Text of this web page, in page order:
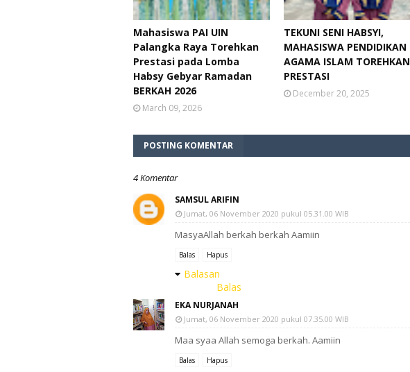
Mahasiswa PAI UIN
Palangka Raya Torehkan
Prestasi pada Lomba
Habsy Gebyar Ramadan
BERKAH 2026
March 09, 2026
TEKUNI SENI HABSYI,
MAHASISWA PENDIDIKAN
AGAMA ISLAM TOREHKAN
PRESTASI
December 20, 2025
POSTING KOMENTAR
4 Komentar
SAMSUL ARIFIN
Jumat, 06 November 2020 pukul 05.31.00 WIB
MasyaAllah berkah berkah Aamiin
Balas Hapus
Balasan
Balas
EKA NURJANAH
Jumat, 06 November 2020 pukul 07.35.00 WIB
Maa syaa Allah semoga berkah. Aamiin
Balas Hapus